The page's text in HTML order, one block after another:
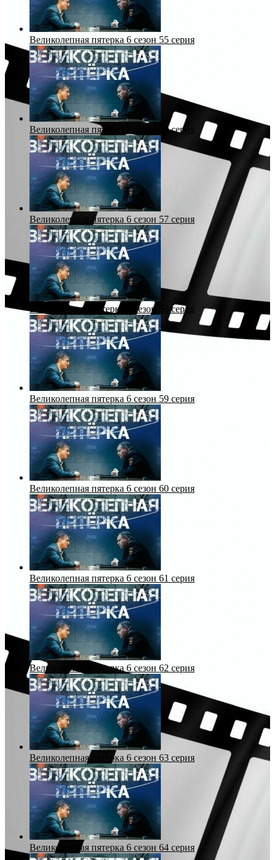
Великолепная пятерка 6 сезон 55 серия
Великолепная пятерка 6 сезон 56 серия
Великолепная пятерка 6 сезон 57 серия
Великолепная пятерка 6 сезон 58 серия
Великолепная пятерка 6 сезон 59 серия
Великолепная пятерка 6 сезон 60 серия
Великолепная пятерка 6 сезон 61 серия
Великолепная пятерка 6 сезон 62 серия
Великолепная пятерка 6 сезон 63 серия
Великолепная пятерка 6 сезон 64 серия